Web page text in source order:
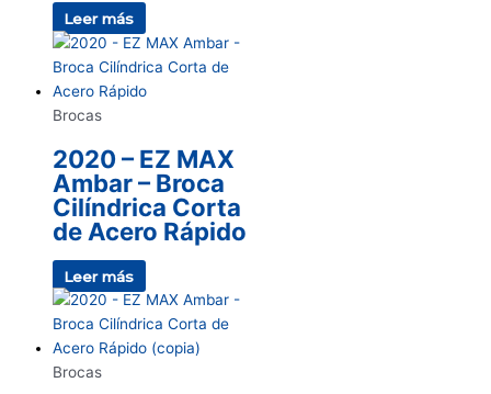
Leer más
Brocas
2020 – EZ MAX
Ambar – Broca
Cilíndrica Corta
de Acero Rápido
Leer más
Brocas